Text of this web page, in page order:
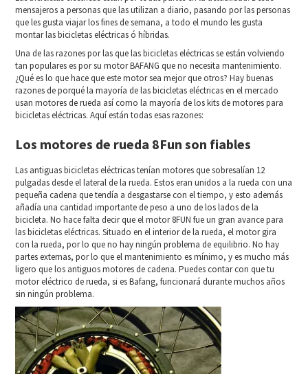
mensajeros a personas que las utilizan a diario, pasando por las personas
que les gusta viajar los fines de semana, a todo el mundo les gusta
montar las bicicletas eléctricas ó híbridas.
Una de las razones por las que las bicicletas eléctricas se están volviendo
tan populares es por su motor BAFANG que no necesita mantenimiento.
¿Qué es lo que hace que este motor sea mejor que otros? Hay buenas
razones de porqué la mayoría de las bicicletas eléctricas en el mercado
usan motores de rueda así como la mayoría de los kits de motores para
bicicletas eléctricas. Aquí están todas esas razones:
Los motores de rueda 8Fun son fiables
Las antiguas bicicletas eléctricas tenían motores que sobresalían 12
pulgadas desde el lateral de la rueda. Estos eran unidos a la rueda con una
pequeña cadena que tendía a desgastarse con el tiempo, y esto además
añadía una cantidad importante de peso a uno de los lados de la
bicicleta. No hace falta decir que el motor 8FUN fue un gran avance para
las bicicletas eléctricas. Situado en el interior de la rueda, el motor gira
con la rueda, por lo que no hay ningún problema de equilibrio. No hay
partes externas, por lo que el mantenimiento es mínimo, y es mucho más
ligero que los antiguos motores de cadena. Puedes contar con que tu
motor eléctrico de rueda, si es Bafang, funcionará durante muchos años
sin ningún problema.